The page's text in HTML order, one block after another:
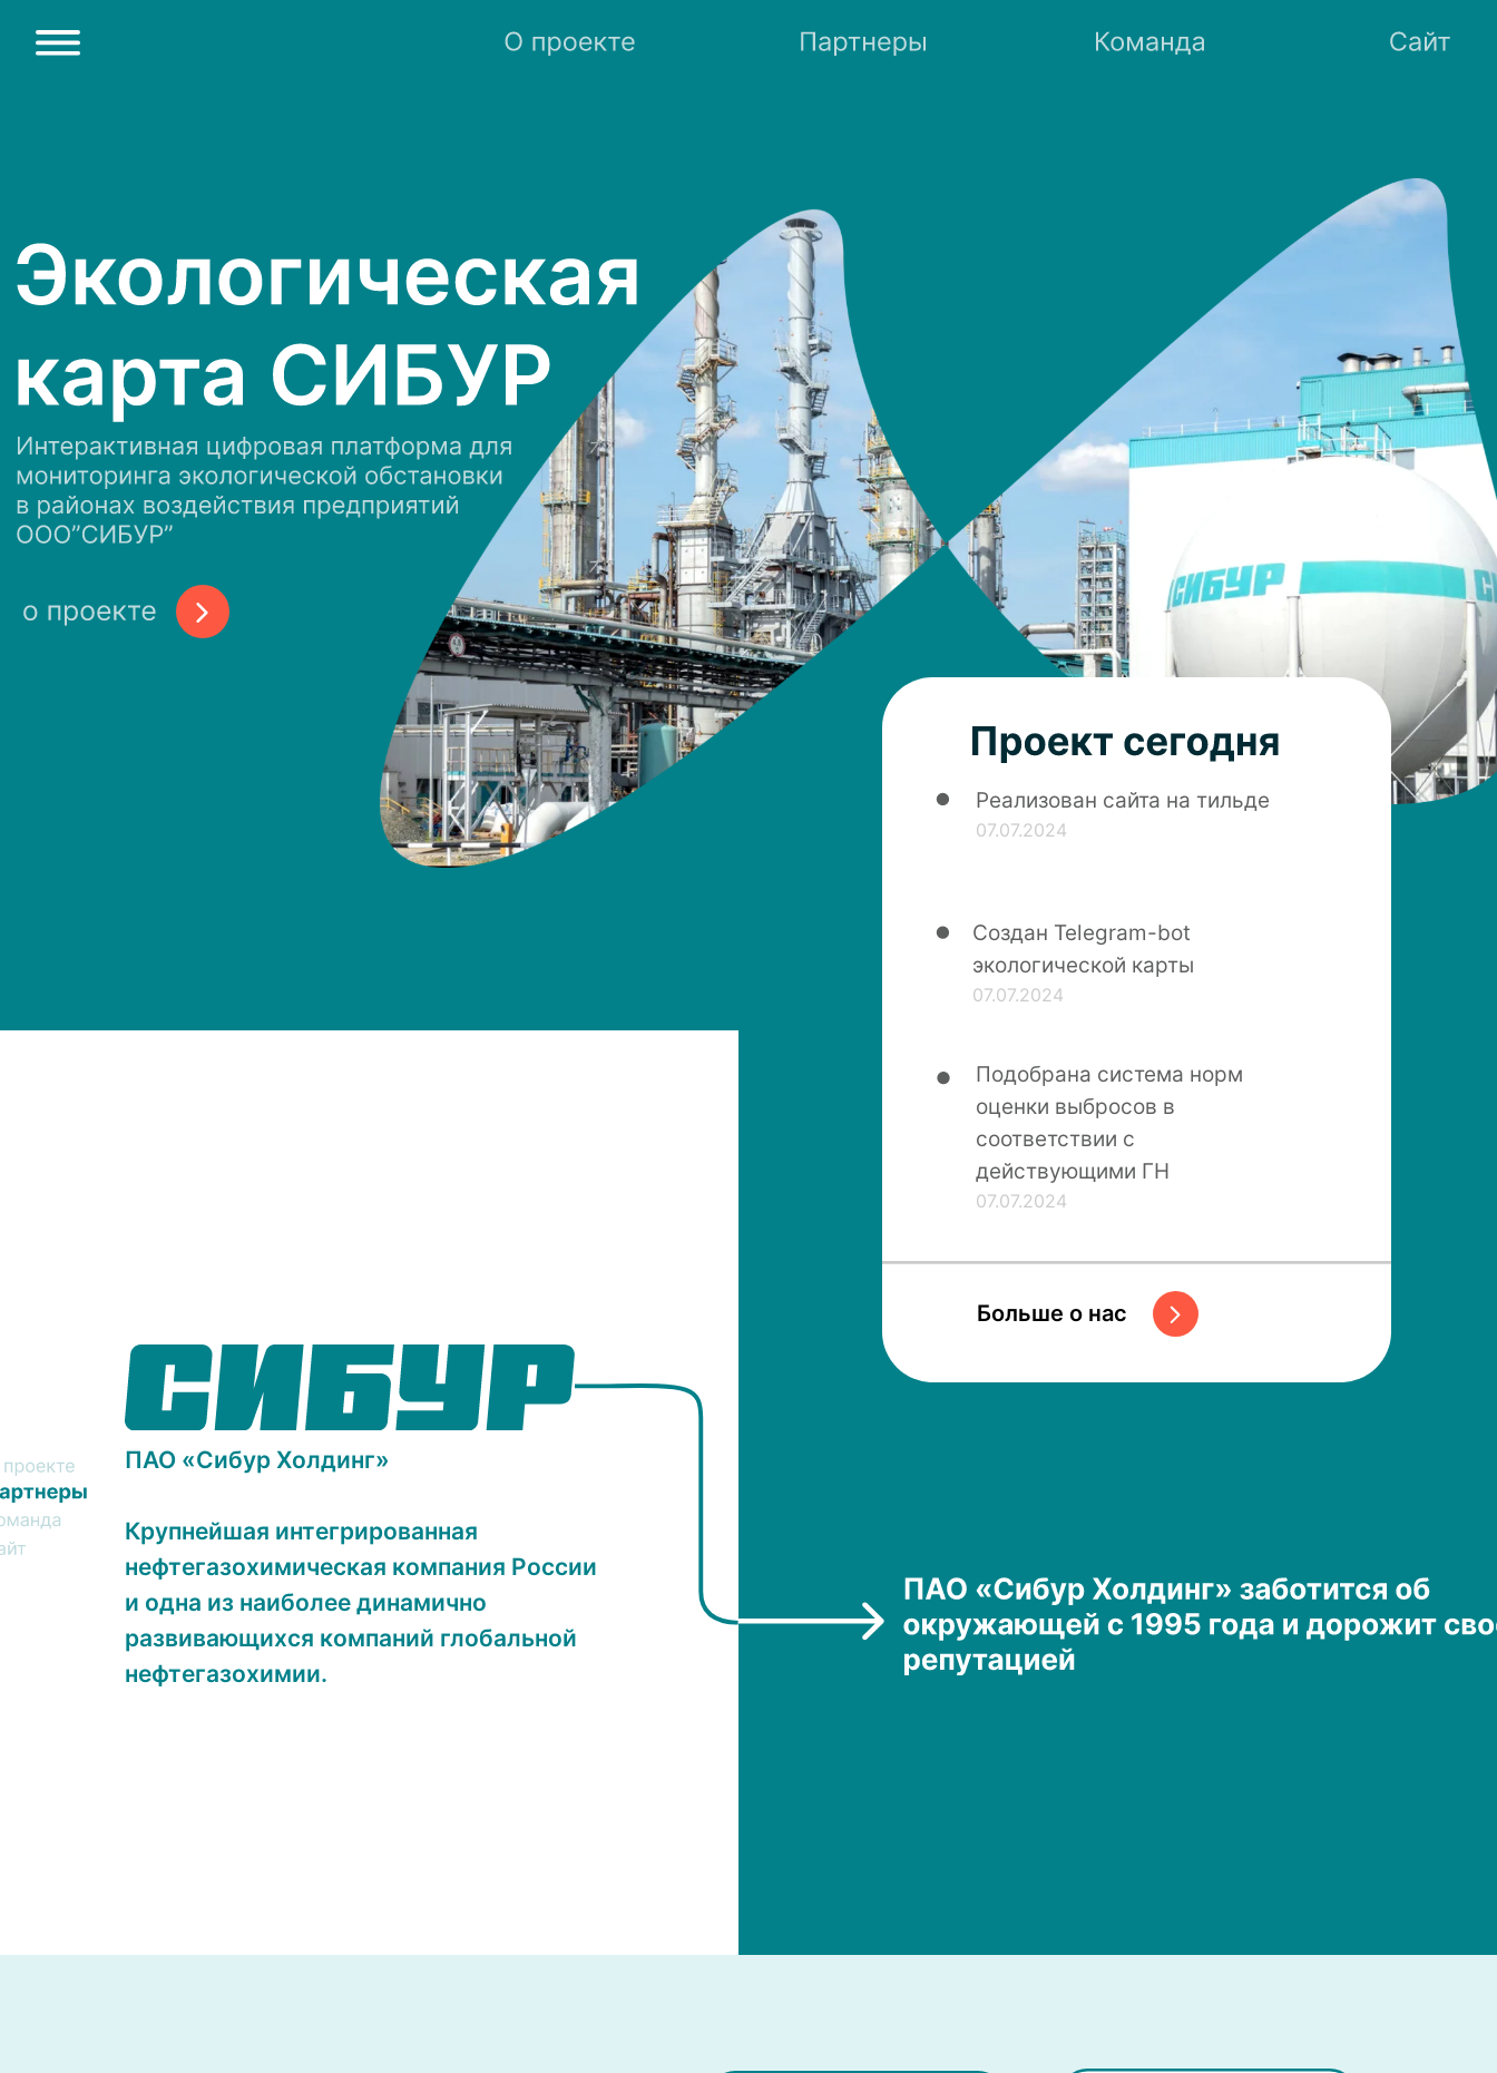
Реализован сайта на тильде
07.07.2024
Создан Telegram-bot
экологической карты
07.07.2024
ПАО «Сибур Холдинг»
Крупнейшая интегрированная
нефтегазохимическая компания России
и одна из наиболее динамично
развивающихся компаний глобальной
нефтегазохимии.
Подобрана система норм
оценки выбросов в
соответствии с
действующими ГН
07.07.2024
Больше о нас